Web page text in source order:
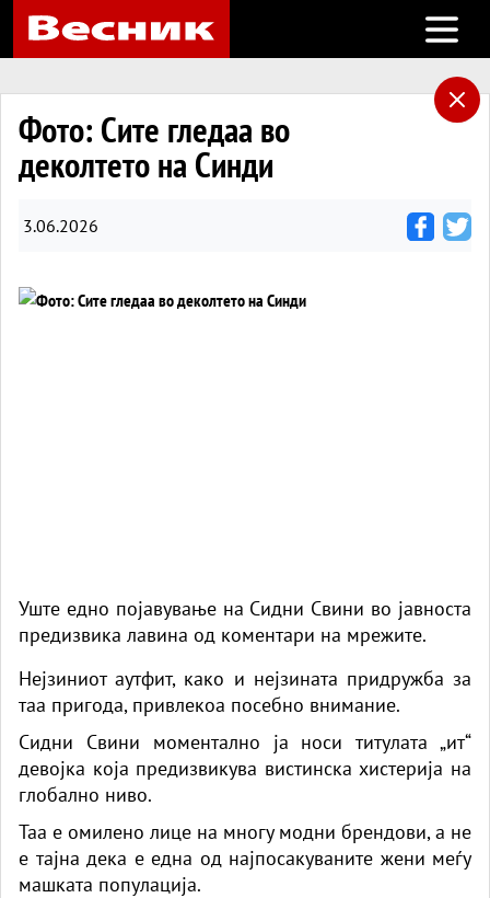
Open
Фото: Сите гледаа во
деколтето на Синди
3.06.2026
Уште едно појавување на Сидни Свини во јавноста
предизвика лавина од коментари на мрежите.
Нејзиниот аутфит, како и нејзината придружба за
таа пригода, привлекоа посебно внимание.
Сидни Свини моментално ја носи титулата „ит“
девојка која предизвикува вистинска хистерија на
глобално ниво.
Таа е омилено лице на многу модни брендови, а не
е тајна дека е една од најпосакуваните жени меѓу
машката популација.